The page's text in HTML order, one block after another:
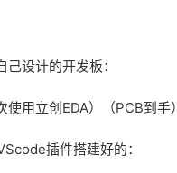
设计的开发板：
用立创EDA）（PCB到手）
插件搭建好的：